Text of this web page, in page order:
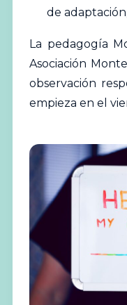
de
La pedagogía
Asociación
observación
empieza en el